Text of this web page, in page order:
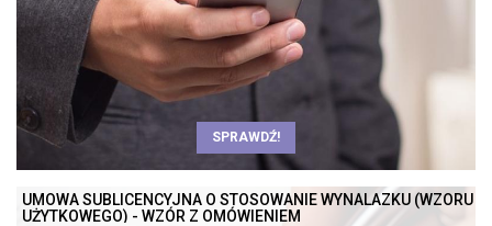
SPRAWDŹ!
UMOWA SUBLICENCYJNA O STOSOWANIE WYNALAZKU (WZORU
UŻYTKOWEGO) - WZÓR Z OMÓWIENIEM